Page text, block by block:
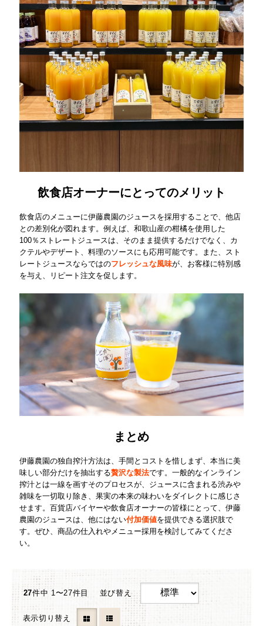
飲食店オーナーにとってのメリット
飲食店のメニューに伊藤農園のジュースを採用することで、他店
との差別化が図れます。例えば、和歌山産の柑橘を使用した
100％ストレートジュースは、そのまま提供するだけでなく、カ
クテルやデザート、料理のソースにも応用可能です。また、スト
レートジュースならではのフレッシュな風味が、お客様に特別感
を与え、リピート注文を促します。
まとめ
伊藤農園の独自搾汁方法は、手間とコストを惜しまず、本当に美
味しい部分だけを抽出する贅沢な製法です。一般的なインライン
搾汁とは一線を画すそのプロセスが、ジュースに含まれる渋みや
雑味を一切取り除き、果実の本来の味わいをダイレクトに感じさ
せます。百貨店バイヤーや飲食店オーナーの皆様にとって、伊藤
農園のジュースは、他にはない付加価値を提供できる選択肢で
す。ぜひ、商品の仕入れやメニュー採用を検討してみてくださ
い。
27件中 1〜27件目 並び替え
表示切り替え